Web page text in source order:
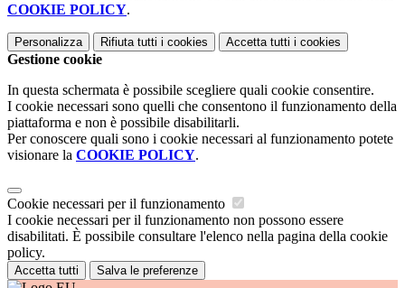
COOKIE POLICY.
Personalizza Rifiuta tutti i cookies Accetta tutti i cookies
Gestione cookie
In questa schermata è possibile scegliere quali cookie consentire.
I cookie necessari sono quelli che consentono il funzionamento della
piattaforma e non è possibile disabilitarli.
Per conoscere quali sono i cookie necessari al funzionamento potete
visionare la COOKIE POLICY.
Cookie necessari per il funzionamento
I cookie necessari per il funzionamento non possono essere
disabilitati. È possibile consultare l'elenco nella pagina della cookie
policy.
Accetta tutti Salva le preferenze